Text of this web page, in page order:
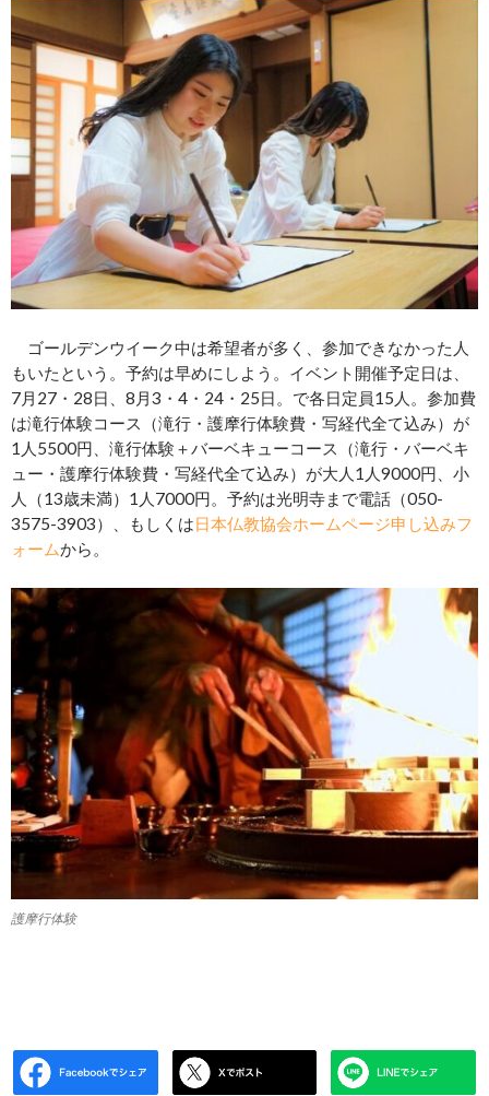
ゴールデンウイーク中は希望者が多く、参加できなかった人
もいたという。予約は早めにしよう。イベント開催予定日は、
7月27・28日、8月3・4・24・25日。で各日定員15人。参加費
は滝行体験コース（滝行・護摩行体験費・写経代全て込み）が
1人5500円、滝行体験＋バーベキューコース（滝行・バーベキ
ュー・護摩行体験費・写経代全て込み）が大人1人9000円、小
人（13歳未満）1人7000円。予約は光明寺まで電話（050-
3575-3903）、もしくは日本仏教協会ホームページ申し込みフ
ォームから。
護摩行体験